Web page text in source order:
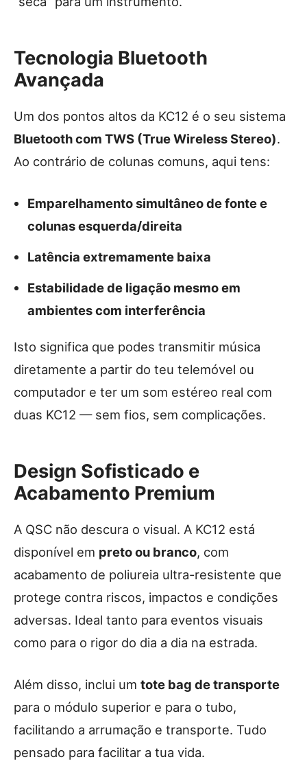
Tecnologia Bluetooth
Avançada
Um dos pontos altos da KC12 é o seu sistema
Bluetooth com TWS (True Wireless Stereo).
Ao contrário de colunas comuns, aqui tens:
Emparelhamento simultâneo de fonte e
colunas esquerda/direita
Latência extremamente baixa
Estabilidade de ligação mesmo em
ambientes com interferência
Isto significa que podes transmitir música
diretamente a partir do teu telemóvel ou
computador e ter um som estéreo real com
duas KC12 — sem fios, sem complicações.
Design Sofisticado e
Acabamento Premium
A QSC não descura o visual. A KC12 está
disponível em preto ou branco, com
acabamento de poliureia ultra-resistente que
protege contra riscos, impactos e condições
adversas. Ideal tanto para eventos visuais
como para o rigor do dia a dia na estrada.
Além disso, inclui um tote bag de transporte
para o módulo superior e para o tubo,
facilitando a arrumação e transporte. Tudo
pensado para facilitar a tua vida.